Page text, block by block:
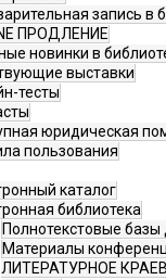
запись в
ПРОДЛЕНИЕ
новинки в
выставки
тесты
юридическая
пользования
каталог
библиотека
Полнотекстовые
Материалы
ЛИТЕРАТУРНОЕ